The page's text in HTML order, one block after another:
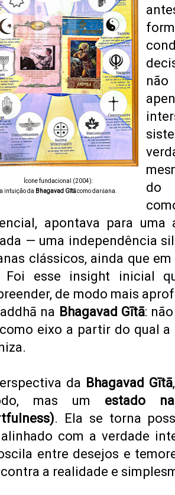
Ícone fundacional (2004):
a intuição da Bhagavad Gītācomo darśana.
não
do
apontava para
— uma independência
clássicos, ainda que
Foi esse insight inicial
de modo mais
na Bhagavad Gītā:
eixo a partir do qual
da Bhagavad Gītā
mas um estado
. Ela se torna
com a verdade
entre desejos e
a realidade e